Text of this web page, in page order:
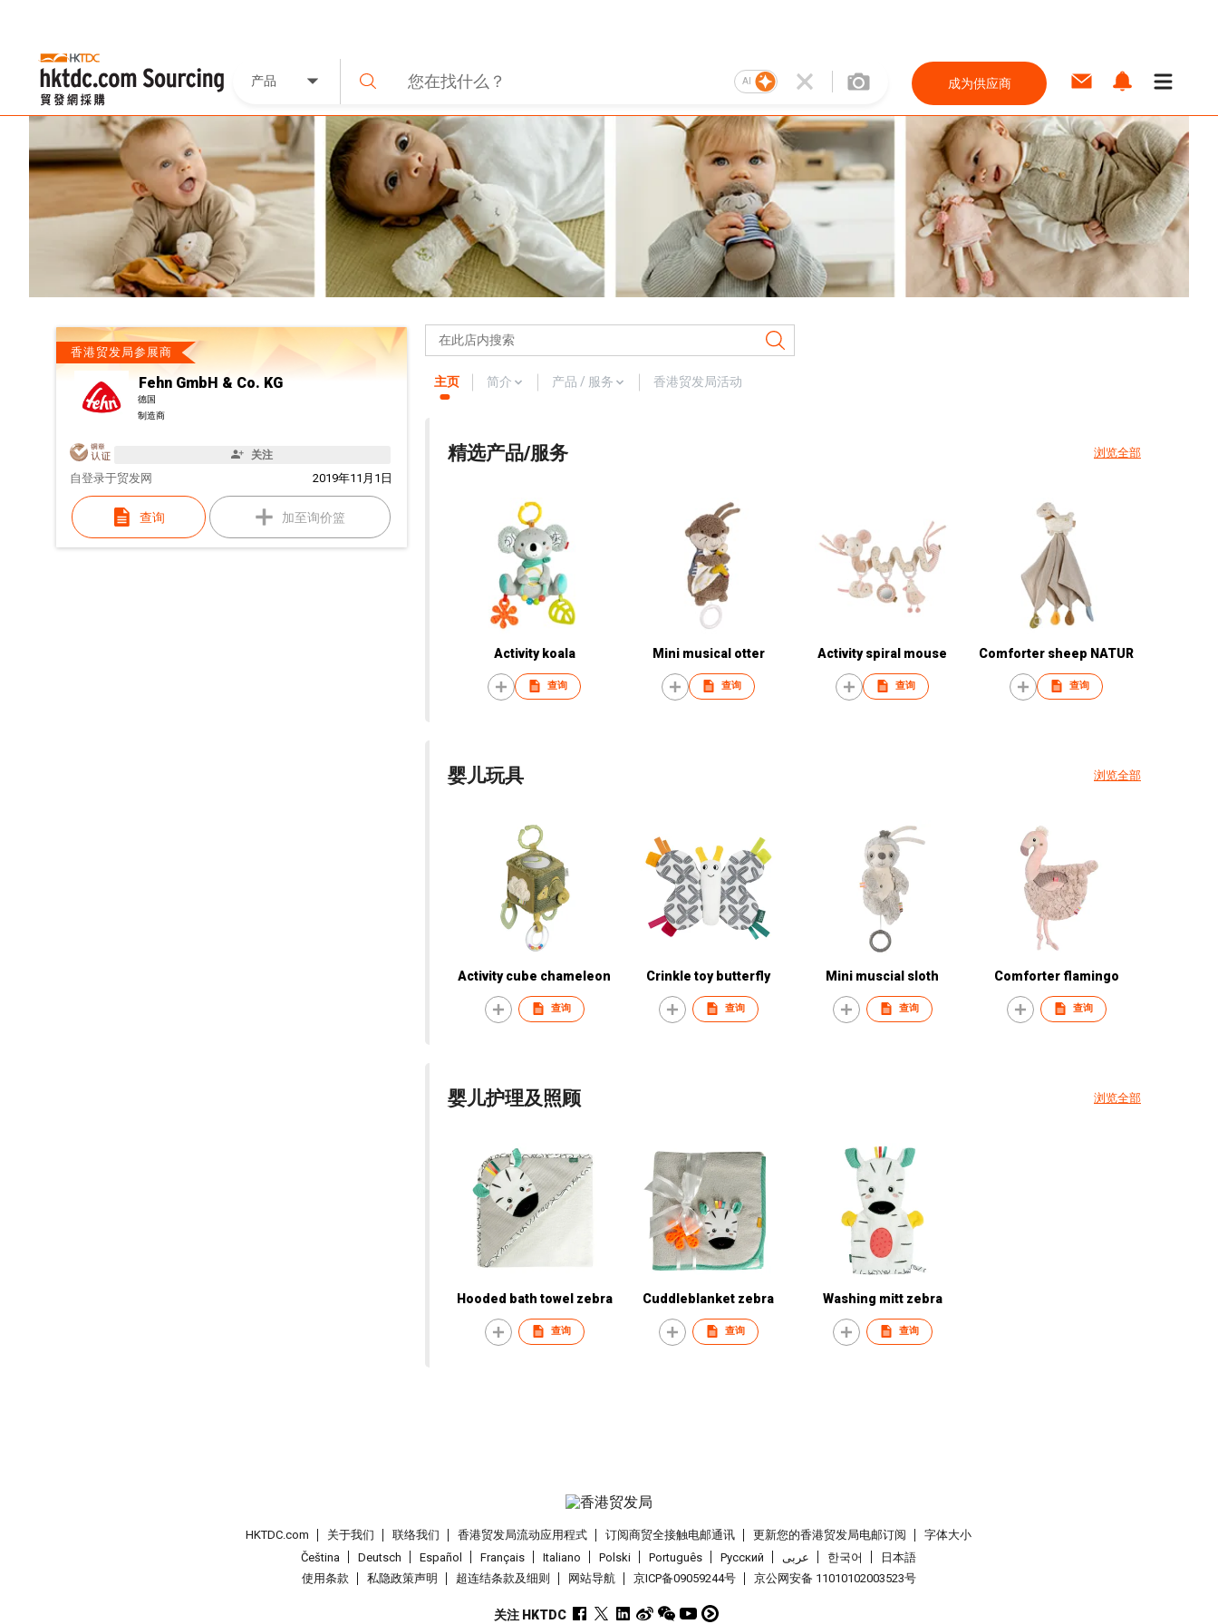
产品 AI 成为供应商
香港贸发局参展商
Fehn GmbH & Co. KG
德国
制造商
关注
自 2019年11月1日
登录于贸发网
查询 加至询价篮
主页 简介 产品 / 服务 香港贸发局活动
精选产品/服务 浏览全部
Activity koala
查询
Mini musical otter
查询
Activity spiral mouse
查询
Comforter sheep NATUR
查询
婴儿玩具 浏览全部
Activity cube chameleon
查询
Crinkle toy butterfly
查询
Mini muscial sloth
查询
Comforter flamingo
查询
婴儿护理及照顾 浏览全部
Hooded bath towel zebra
查询
Cuddleblanket zebra
查询
Washing mitt zebra
查询
HKTDC.com 关于我们 联络我们 香港贸发局流动应用程式 订阅商贸全接触电邮通讯 更新您的香港贸发局电邮订阅
字体大小
Čeština
Deutsch Español Français Italiano Polski Português Pусский عربى 한국어
日本語
使用条款
私隐政策声明 超连结条款及细则 网站导航 京ICP备09059244号 京公网安备 11010102003523号
关注 HKTDC